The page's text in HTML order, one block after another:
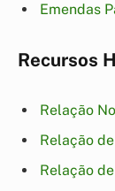
Emendas
Recursos
Relação
Relação
Relação